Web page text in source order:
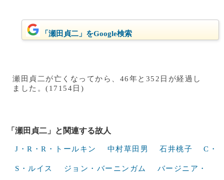
「瀬田貞二」をGoogle検索
瀬田貞二が亡くなってから、46年と352日が経過し
ました。(17154日)
「瀬田貞二」と関連する故人
J・R・R・トールキン 中村草田男 石井桃子 C・
S・ルイス ジョン・バーニンガム バージニア・